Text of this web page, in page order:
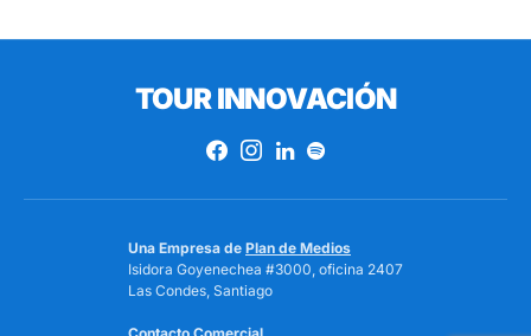
TOUR INNOVACIÓN
Una Empresa de Plan de Medios
Isidora Goyenechea #3000, oficina 2407
Las Condes, Santiago